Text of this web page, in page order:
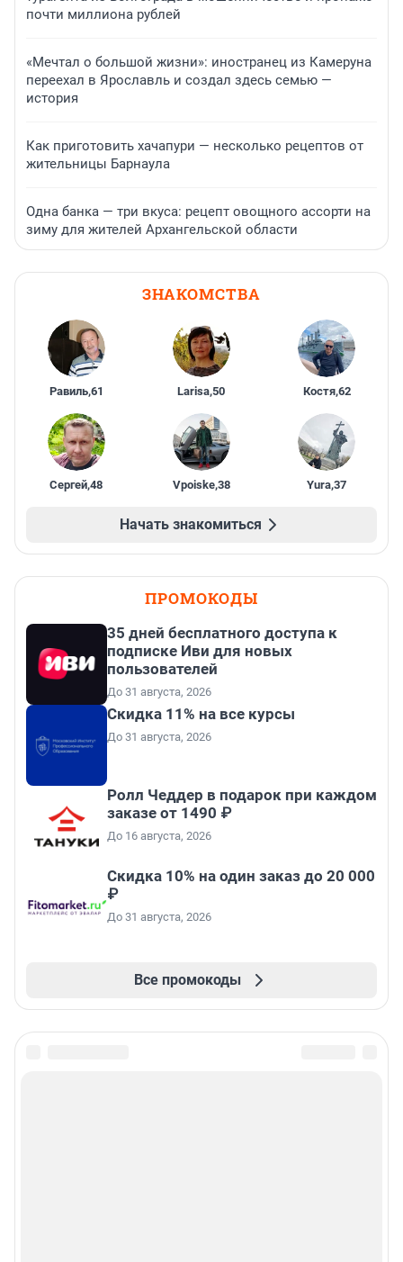
почти миллиона рублей
«Мечтал о большой жизни»: иностранец из Камеруна
переехал в Ярославль и создал здесь семью —
история
Как приготовить хачапури — несколько рецептов от
жительницы Барнаула
Одна банка — три вкуса: рецепт овощного ассорти на
зиму для жителей Архангельской области
ЗНАКОМСТВА
Равиль,61 Larisa,50 Костя,62
Сергей,48 Vpoiske,38 Yura,37
Начать знакомиться
ПРОМОКОДЫ
35 дней бесплатного доступа к
подписке Иви для новых
пользователей
До 31 августа, 2026
Скидка 11% на все курсы
До 31 августа, 2026
Ролл Чеддер в подарок при каждом
заказе от 1490 ₽
До 16 августа, 2026
Скидка 10% на один заказ до 20 000
₽
До 31 августа, 2026
Все промокоды